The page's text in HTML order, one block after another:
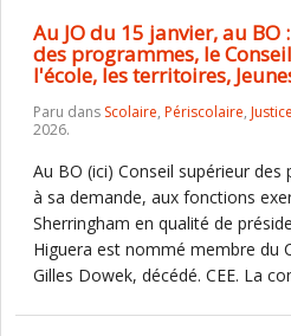
Au JO du 15 janvier, au
des programmes, le
l'école, les territoires,
Paru dans Scolaire, Périscolaire, Justice
2026.
Au BO (ici) Conseil supérieur
à sa demande, aux fonctions
Sherringham en qualité de
Higuera est nommé membre du
Gilles Dowek, décédé. CEE. La